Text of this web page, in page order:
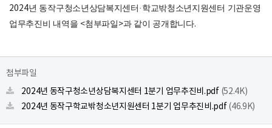
2024년 동작구청소년상담복지센터 · 학교밖청소년지원센터 기관운영
업무추진비 내역을 <첨부파일 >과 같이 공개합니다.
첨부파일
2024년 동작구청소년상담복지센터 1분기 업무추진비.pdf (52.4K)
2024년 동작구학교밖청소년지원센터 1분기 업무추진비.pdf (46.9K)